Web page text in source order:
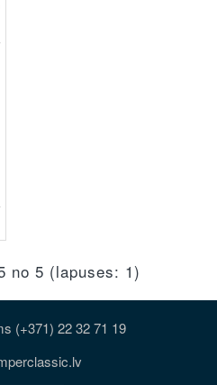
no 5 (lapuses: 1)
(+371) 22 32 71 19